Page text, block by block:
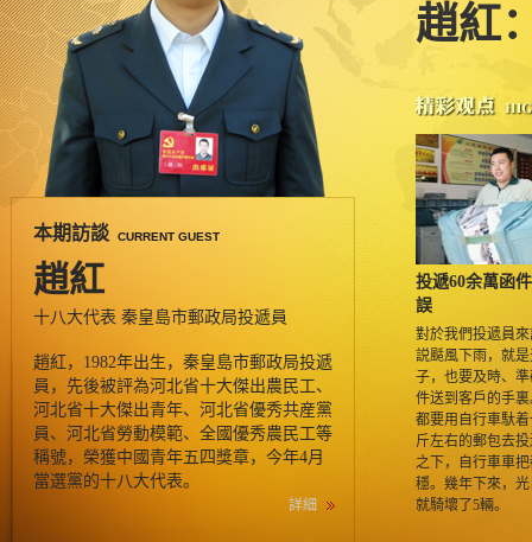
本期訪談 CURRENT GUEST
趙紅
十八大代表 秦皇島市郵政局投遞員
趙紅，1982年出生，秦皇島市郵政局投遞
員，先後被評為河北省十大傑出農民工、
河北省十大傑出青年、河北省優秀共産黨
員、河北省勞動模範、全國優秀農民工等
稱號，榮獲中國青年五四獎章，今年4月
當選黨的十八大代表。
詳細
趙紅
投遞60余萬函
誤
對於我們投遞員
説颳風下雨，就
子，也要及時、
件送到客戶的手
都要用自行車馱
斤左右的郵包去
之下，自行車車
穩。幾年下來，
就騎壞了5輛。